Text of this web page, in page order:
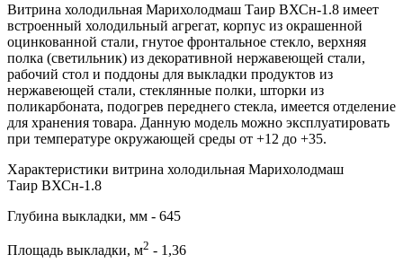
Витрина холодильная Марихолодмаш Таир ВХСн-1.8 имеет
встроенный холодильный агрегат, корпус из окрашенной
оцинкованной стали, гнутое фронтальное стекло, верхняя
полка (светильник) из декоративной нержавеющей стали,
рабочий стол и поддоны для выкладки продуктов из
нержавеющей стали, стеклянные полки, шторки из
поликарбоната, подогрев переднего стекла, имеется отделение
для хранения товара. Данную модель можно эксплуатировать
при температуре окружающей среды от +12 до +35.
Характеристики витрина холодильная Марихолодмаш
Таир ВХСн-1.8
Глубина выкладки, мм - 645
Площадь выкладки, м2 - 1,36